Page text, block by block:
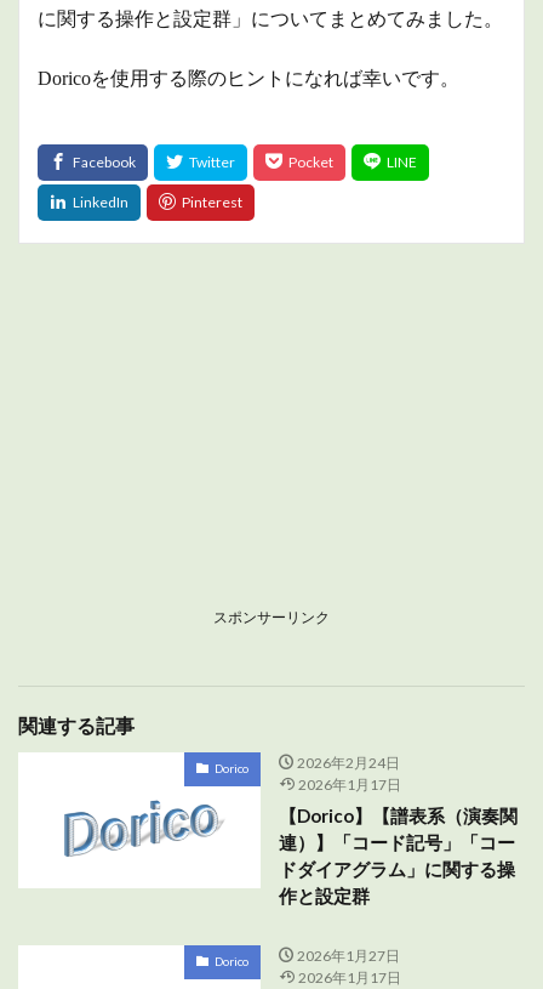
に関する操作と設定群」についてまとめてみました。
Doricoを使用する際のヒントになれば幸いです。
スポンサーリンク
関連する記事
Dorico
2026年2月24日
2026年1月17日
【Dorico】【譜表系（演奏関
連）】「コード記号」「コー
ドダイアグラム」に関する操
作と設定群
Dorico
2026年1月27日
2026年1月17日